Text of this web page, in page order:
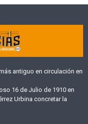
antiguo en circulación en
16 de Julio de 1910 en
Urbina concretar la